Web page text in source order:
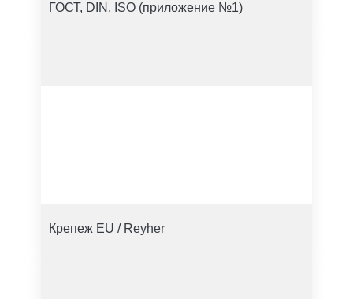
ГОСТ, DIN, ISO (приложение №1)
Крепеж EU / Reyher